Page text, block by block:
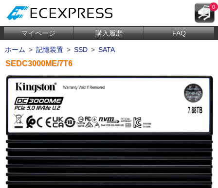
0
マイページ 購入履歴 FAQ
ホーム > 記憶装置 > SSD > SATA
SEDC3000ME/7T6